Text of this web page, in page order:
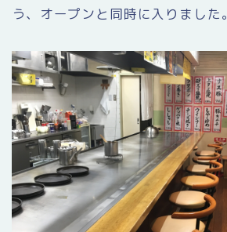
う、オープンと同時に入りました。